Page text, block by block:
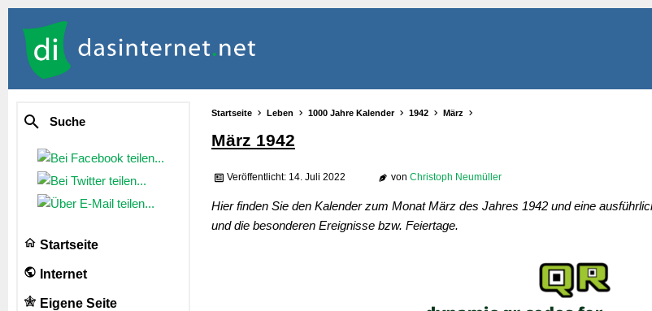
Suche
Startseite
Internet
Eigene Seite
Startseite Leben 1000 Jahre Kalender 1942 März
März 1942
Veröffentlicht: 14. Juli 2022 von Christoph Neumüller
Hier finden Sie den Kalender zum Monat März des Jahres 1942 und eine
und die besonderen Ereignisse bzw. Feiertage.